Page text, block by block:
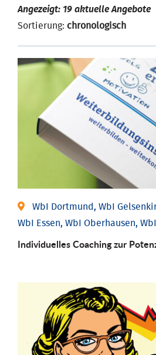
Angezeigt: 19 aktuelle Angebote
Sortierung: chronologisch
WbI Dortmund, WbI
WbI Essen, WbI Oberhausen,
Individuelles Coaching zur